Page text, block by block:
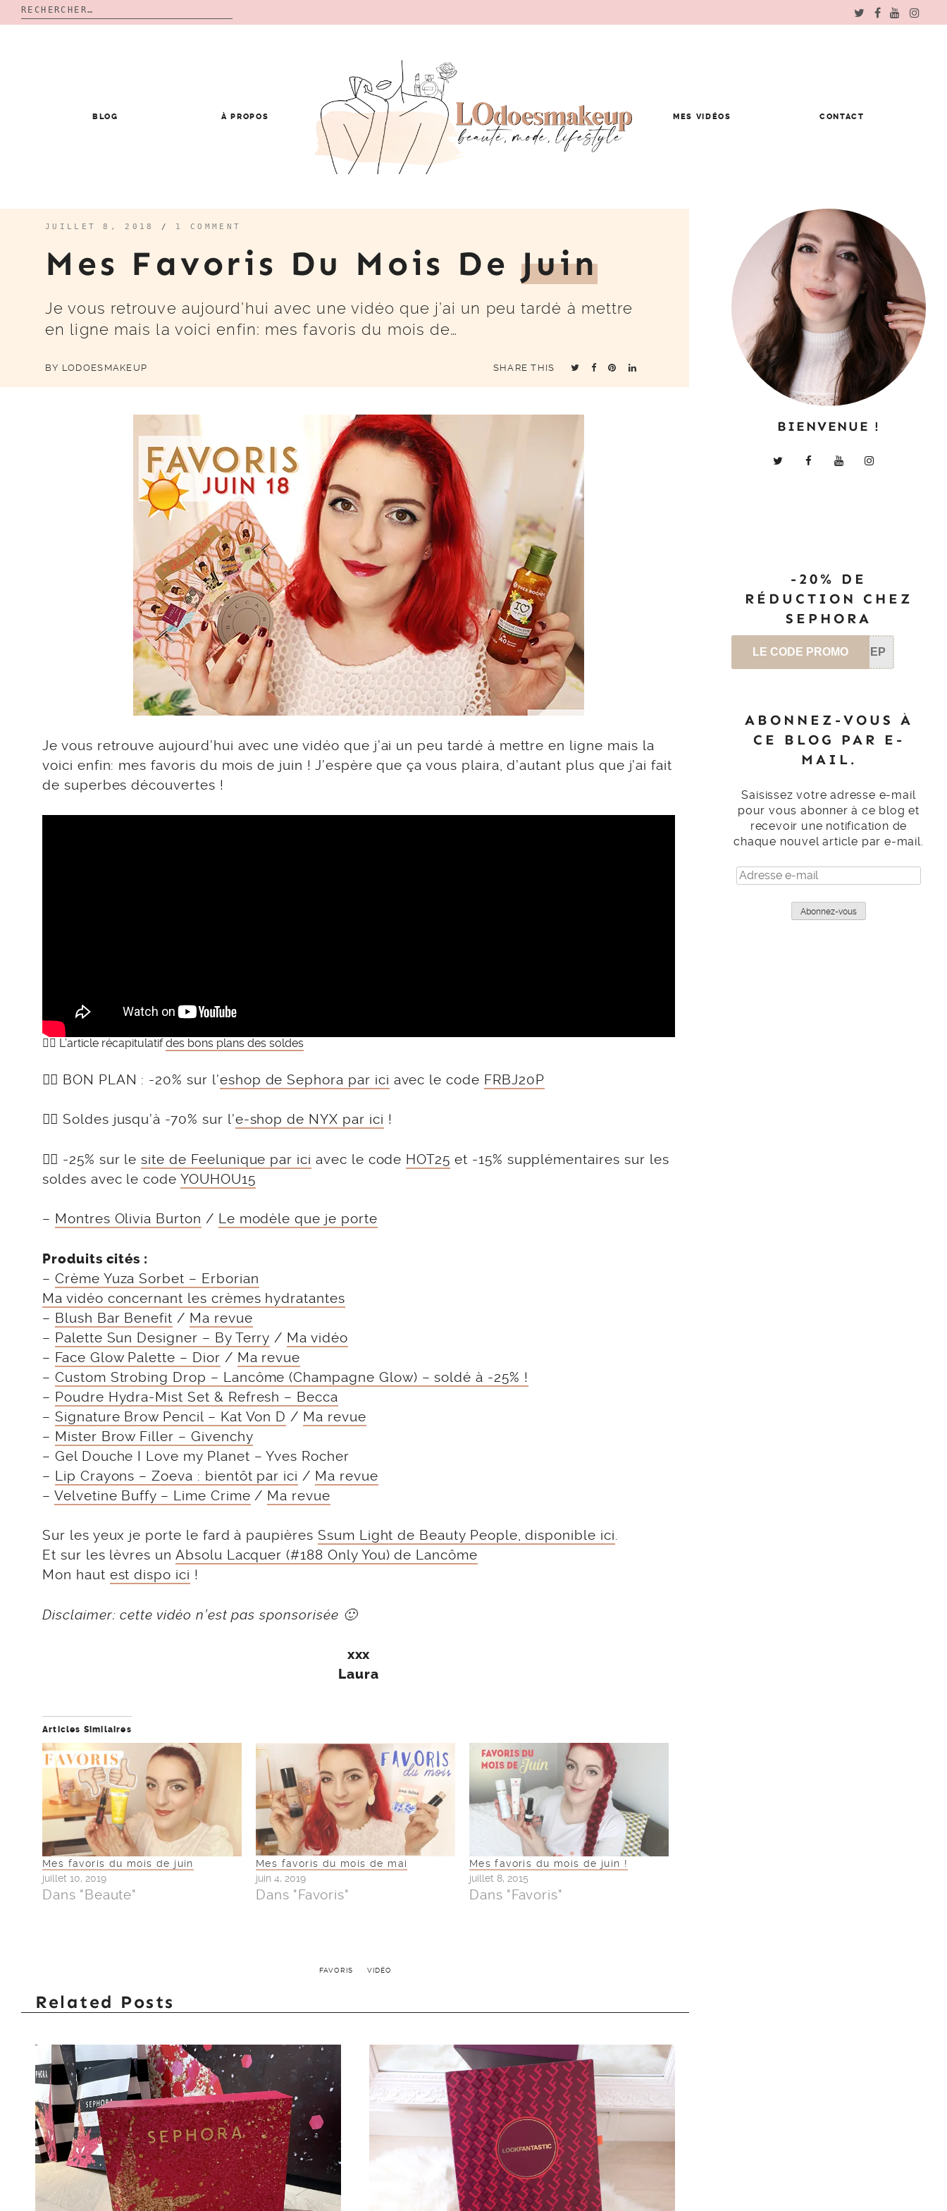
Rechercher :
BLOG À PROPOS MES VIDÉOS CONTACT
JUILLET 8, 2018 / 1 COMMENT
Mes Favoris Du Mois DeJuin
Je vous retrouve aujourd’hui avec une vidéo que j’ai un peu tardé à mettre
en ligne mais la voici enfin: mes favoris du mois de…
BY LODOESMAKEUP SHARE THIS
Je vous retrouve aujourd’hui avec une vidéo que j’ai un peu tardé à mettre en ligne mais la
voici enfin: mes favoris du mois de juin ! J’espère que ça vous plaira, d’autant plus que j’ai fait
de superbes découvertes !
👉🏻 L’article récapitulatifdes bons plans des soldes
👉🏻 BON PLAN : -20% sur l’eshop de Sephora par ici avec le code FRBJ20P
👉🏻 Soldes jusqu’à -70% sur l’e-shop de NYX par ici !
👉🏻 -25% sur lesite de Feelunique par ici avec le code HOT25 et -15% supplémentaires sur les
soldes avec le code YOUHOU15
– Montres Olivia Burton / Le modèle que je porte
Produits cités :
– Crème Yuza Sorbet – Erborian
Ma vidéo concernant les crèmes hydratantes
– Blush Bar Benefit / Ma revue
– Palette Sun Designer – By Terry / Ma vidéo
– Face Glow Palette – Dior / Ma revue
– Custom Strobing Drop – Lancôme (Champagne Glow) – soldé à -25% !
– Poudre Hydra-Mist Set & Refresh – Becca
– Signature Brow Pencil – Kat Von D / Ma revue
– Mister Brow Filler – Givenchy
– Gel Douche I Love my Planet – Yves Rocher
– Lip Crayons – Zoeva : bientôt par ici / Ma revue
– Velvetine Buffy – Lime Crime / Ma revue
Sur les yeux je porte le fard à paupières Ssum Light de Beauty People, disponible ici.
Et sur les lèvres un Absolu Lacquer (#188 Only You) de Lancôme
Mon haut est dispo ici !
Disclaimer: cette vidéo n’est pas sponsorisée 🙂
xxx
Laura
Articles Similaires
Mes favoris du mois de juin
juillet 10, 2019
Dans "Beaute"
Mes favoris du mois de mai
juin 4, 2019
Dans "Favoris"
Mes favoris du mois de juin !
juillet 8, 2015
Dans "Favoris"
FAVORIS VIDÉO
Related Posts
BIENVENUE !
-20% DE
RÉDUCTION CHEZ
SEPHORA
LE CODE PROMO SEP
ABONNEZ-VOUS À
CE BLOG PAR E-
MAIL.
Saisissez votre adresse e-mail
pour vous abonner à ce blog et
recevoir une notification de
chaque nouvel article par e-mail.
Adresse
e-
Abonnez-vous